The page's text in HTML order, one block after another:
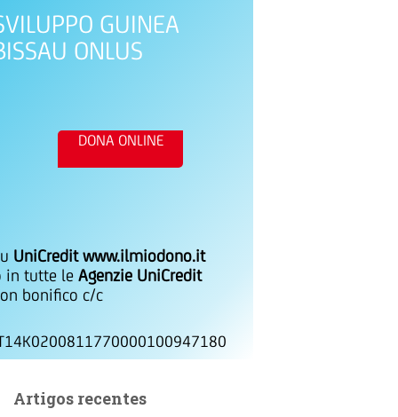
GUINEA
ONLUS
UniCredit www.ilmiodono.it
in tutte le Agenzie UniCredit
bonifico c/c
DONA ONLINE
Artigos recentes